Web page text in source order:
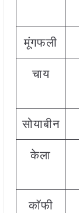
मूंगफली
चाय
सोयाबीन
केला
कॉफी